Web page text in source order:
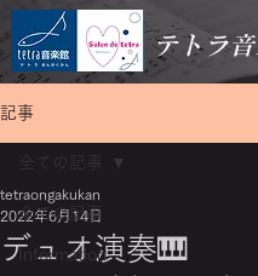
テトラ
記事
全ての記事
Information
全ての記事
デュオ演奏🎹
tetraongakukan
2022年6月14日